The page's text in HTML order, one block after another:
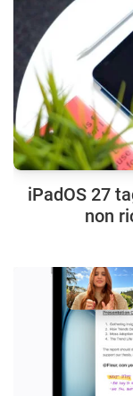
iPadOS 27
non